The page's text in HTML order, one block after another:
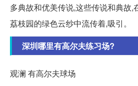
多典故和优美传说,这些传说和典故,
荔枝园的绿色云纱中流传着,吸引。
深圳哪里有高尔夫练习场?
观澜 有高尔夫球场